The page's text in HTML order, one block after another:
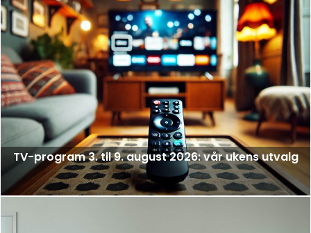
TV-program 3. til 9. august 2026: vår ukens utvalg